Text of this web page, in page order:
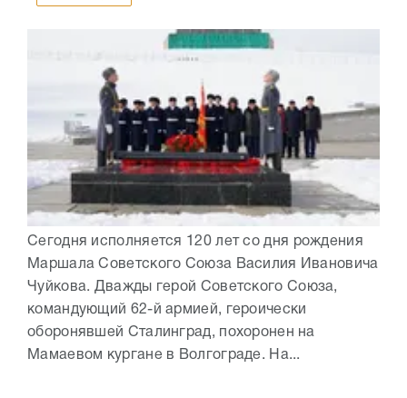
Сегодня исполняется 120 лет со дня рождения
Маршала Советского Союза Василия Ивановича
Чуйкова. Дважды герой Советского Союза,
командующий 62-й армией, героически
оборонявшей Сталинград, похоронен на
Мамаевом кургане в Волгограде. На...